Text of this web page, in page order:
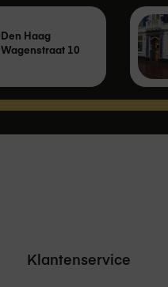
Den Haag
Wagenstraat 10
Klantenservice